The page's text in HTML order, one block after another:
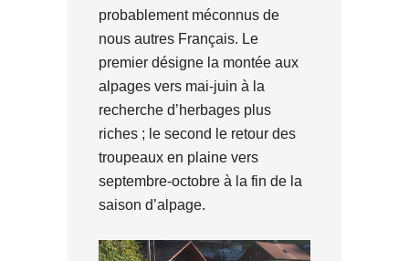
probablement méconnus de
nous autres Français. Le
premier désigne la montée aux
alpages vers mai-juin à la
recherche d’herbages plus
riches ; le second le retour des
troupeaux en plaine vers
septembre-octobre à la fin de la
saison d’alpage.